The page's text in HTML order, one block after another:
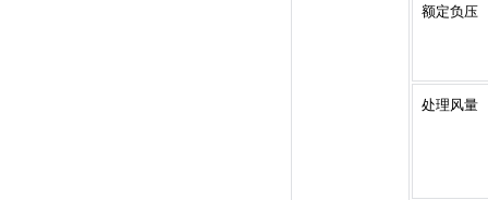
额定负压
处理风量